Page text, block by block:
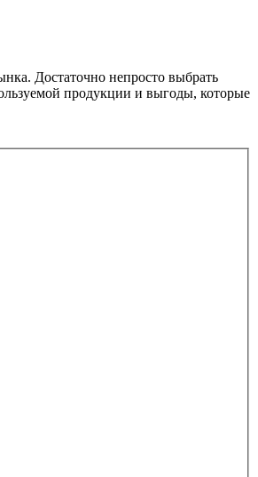
Достаточно непросто выбрать
продукции и выгоды, которые